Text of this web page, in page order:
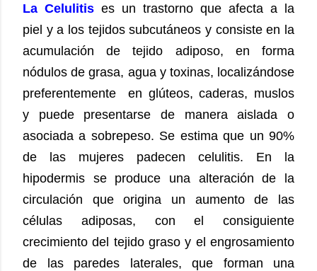
La Celulitis es un trastorno que afecta a la
piel y a los tejidos subcutáneos y consiste en la
acumulación de tejido adiposo, en forma
nódulos de grasa, agua y toxinas, localizándose
preferentemente
en glúteos, caderas, muslos
y puede presentarse de manera aislada o
asociada a sobrepeso. Se estima que un 90%
de las mujeres padecen celulitis. En la
hipodermis se produce una alteración de la
circulación que origina un aumento de las
células adiposas, con el consiguiente
crecimiento del tejido graso y el engrosamiento
de las paredes laterales, que forman una